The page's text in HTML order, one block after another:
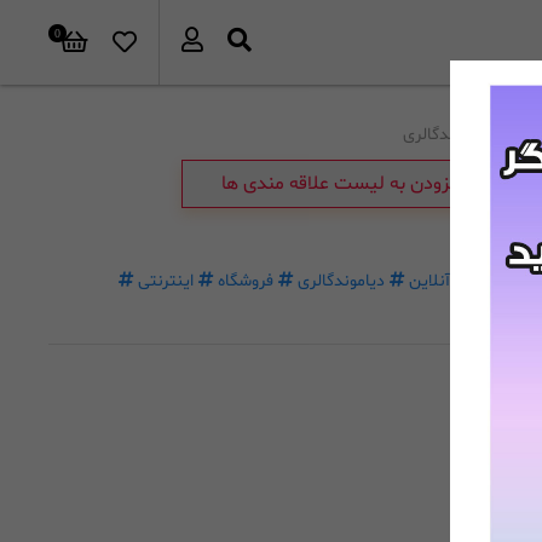
0
برند: دیاموندگالری
افزودن به لیست علاقه مندی ها
آنلاین دیاموندگالری فروشگاه
اینترنتی